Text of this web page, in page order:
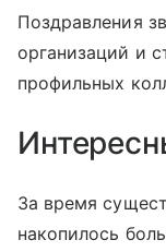
Поздравления
организаций и
профильных
За время
накопилось